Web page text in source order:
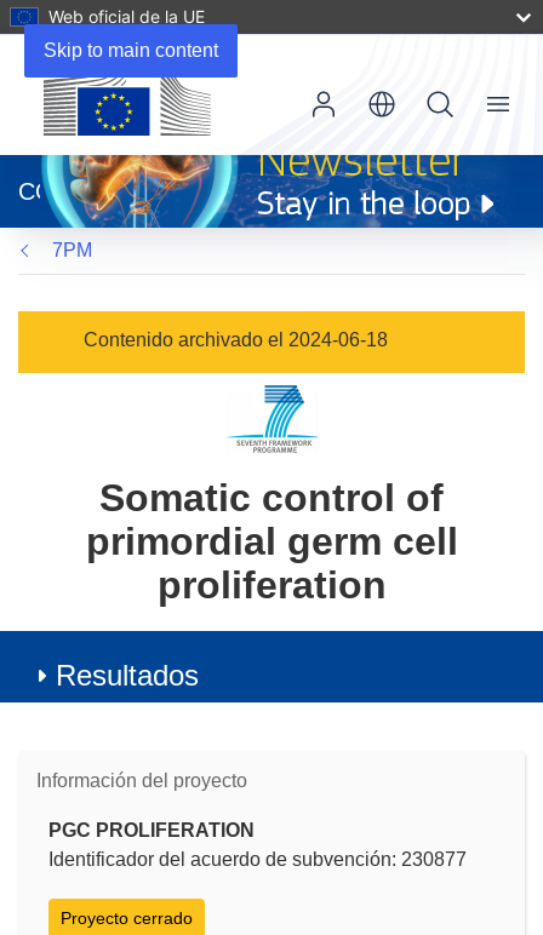
Skip to main content
Web oficial de la UE
abrirá
en
una
nueva
ventana)
CORDIS
Menu
7PM
Contenido archivado el 2024-06-18
Somatic control of
primordial germ cell
proliferation
Resultados
Información del proyecto
PGC PROLIFERATION
Identificador del acuerdo de subvención: 230877
Proyecto cerrado